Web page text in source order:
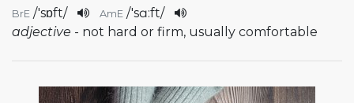
BrE /'sɒft/ AmE /'sɑ:ft/
adjective - not hard or firm, usually comfortable